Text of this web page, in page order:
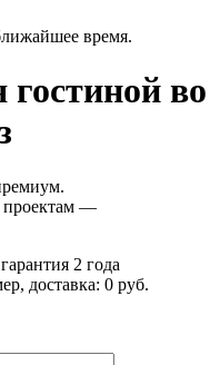
время.
гостиной во
проектам —
гарантия 2 года
доставка: 0 руб.